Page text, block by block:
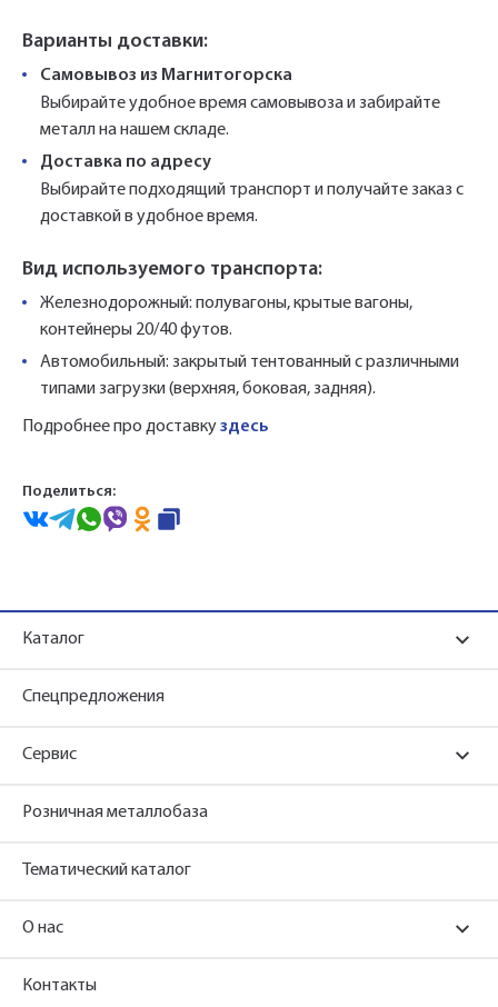
Варианты доставки:
Самовывоз из Магнитогорска
Выбирайте удобное время самовывоза и забирайте
металл на нашем складе.
Доставка по адресу
Выбирайте подходящий транспорт и получайте заказ с
доставкой в удобное время.
Вид используемого транспорта:
Железнодорожный: полувагоны, крытые вагоны,
контейнеры 20/40 футов.
Автомобильный: закрытый тентованный с различными
типами загрузки (верхняя, боковая, задняя).
Подробнее про доставкуздесь
Поделиться:
Каталог
Спецпредложения
Сервис
Розничная металлобаза
Тематический каталог
О нас
Контакты